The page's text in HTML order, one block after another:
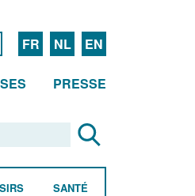
FR NL EN
PRESSE
SANTÉ